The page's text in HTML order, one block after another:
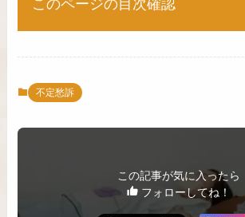
このページの目次確認
不定愁訴
この記事が気に入ったら
フォローしてね！